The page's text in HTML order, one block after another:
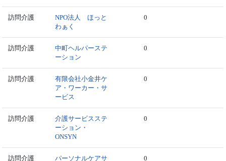
訪問介護
NPO法人 ほっと
わぁく
0
訪問介護
中町ヘルパーステ
ーション
0
訪問介護
有限会社小金井ケ
ア・ワーカー・サ
ービス
0
訪問介護
介護サービスステ
ーション・
ONSYN
0
訪問介護
パーソナルケアサ
0